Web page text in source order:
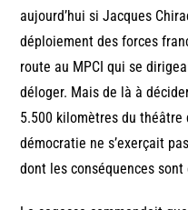
aujourd’hui si Jacques
déploiement des forces
route au MPCI qui se
déloger. Mais de là à
5.500 kilomètres du théâtre
démocratie ne s’exerçait
dont les conséquences sont